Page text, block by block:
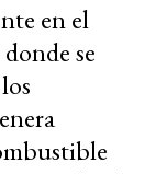
en el
se